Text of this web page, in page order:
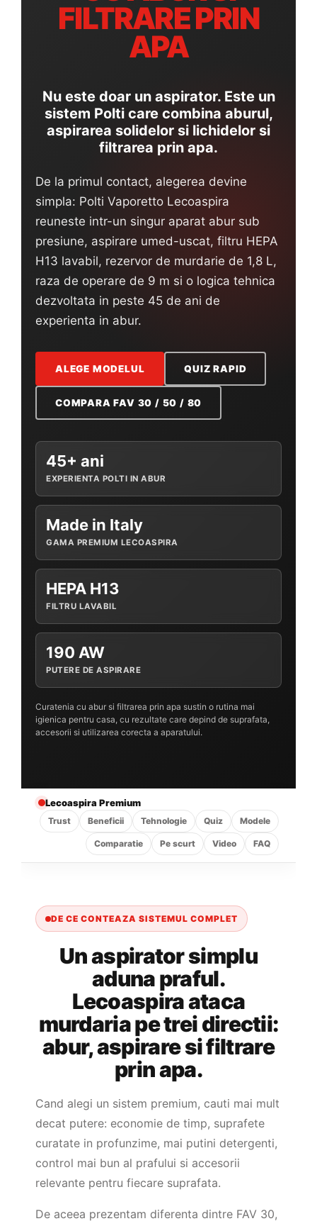
Statii de calcat cu boiler
Statii de calcat cu pompa
Cafea și espressoare
Espresoare cu capsule
Cafea capsule
Espresoare cafea
Cafea paduri ESE 44
Aparate de curatat cu abur
Mop cu abur
Curatator aburi
Solutii pentru plosnite
Accesorii & Consumabile
Accesorii statii de calcat
Accesorii curatatoare cu abur
Accesorii aspiratoare
Accesorii dispozitive profesionale
Carduri Cadou
FILTRARE PRIN
APA
Nu este doar un aspirator. Este un
sistem Polti care combina aburul,
aspirarea solidelor si lichidelor si
filtrarea prin apa.
De la primul contact, alegerea devine
simpla: Polti Vaporetto Lecoaspira
reuneste intr-un singur aparat abur sub
presiune, aspirare umed-uscat, filtru HEPA
H13 lavabil, rezervor de murdarie de 1,8 L,
raza de operare de 9 m si o logica tehnica
dezvoltata in peste 45 de ani de
experienta in abur.
ALEGE MODELUL QUIZ RAPID
COMPARA FAV 30 / 50 / 80
45+ ani
EXPERIENTA POLTI IN ABUR
Made in Italy
GAMA PREMIUM LECOASPIRA
HEPA H13
FILTRU LAVABIL
190 AW
PUTERE DE ASPIRARE
Curatenia cu abur si filtrarea prin apa sustin o rutina mai
igienica pentru casa, cu rezultate care depind de suprafata,
accesorii si utilizarea corecta a aparatului.
Lecoaspira Premium
Trust Beneficii Tehnologie Quiz Modele
Comparatie Pe scurt Video FAQ
DE CE CONTEAZA SISTEMUL COMPLET
Un aspirator simplu
aduna praful.
Lecoaspira ataca
murdaria pe trei directii:
abur, aspirare si filtrare
prin apa.
Cand alegi un sistem premium, cauti mai mult
decat putere: economie de timp, suprafete
curatate in profunzime, mai putini detergenti,
control mai bun al prafului si accesorii
relevante pentru fiecare suprafata.
De aceea prezentam diferenta dintre FAV 30,